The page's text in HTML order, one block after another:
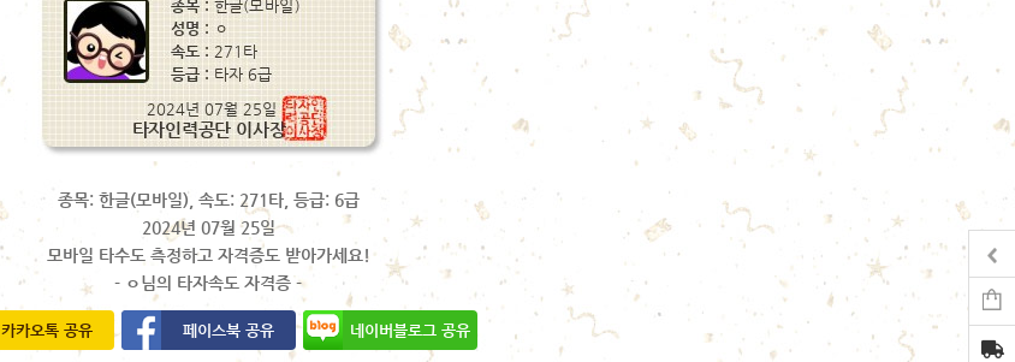
종목: 한글(모바일), 속도: 271타, 등급: 6급
2024년 07월 25일
모바일 타수도 측정하고 자격증도 받아가세요!
- ㅇ님의 타자속도 자격증 -
카카오톡 공유 페이스북 공유 네이버블로그 공유